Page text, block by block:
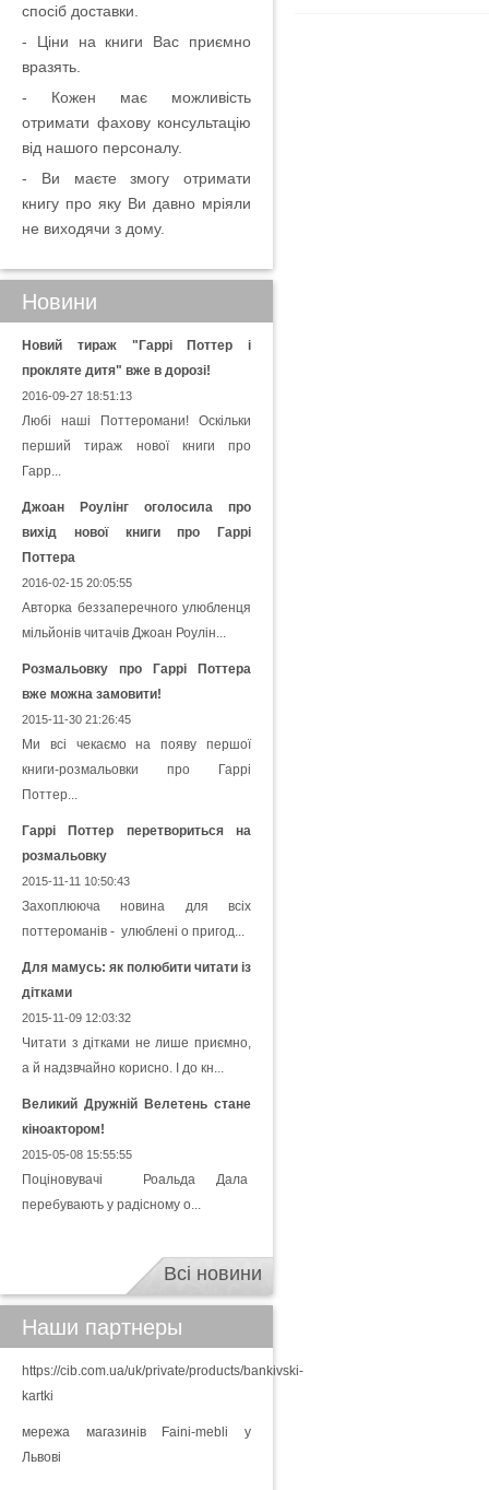
спосіб доставки.
- Ціни на книги Вас приємно
вразять.
- Кожен має можливість
отримати фахову консультацію
від нашого персоналу.
- Ви маєте змогу отримати
книгу про яку Ви давно мріяли
не виходячи з дому.
Новини
Новий тираж "Гаррі Поттер і
прокляте дитя" вже в дорозі!
2016-09-27 18:51:13
Любі наші Поттеромани! Оскільки
перший тираж нової книги про
Гарр...
Джоан Роулінг оголосила про
вихід нової книги про Гаррі
Поттера
2016-02-15 20:05:55
Авторка беззаперечного улюбленця
мільйонів читачів Джоан Роулін...
Розмальовку про Гаррі Поттера
вже можна замовити!
2015-11-30 21:26:45
Ми всі чекаємо на появу першої
книги-розмальовки про Гаррі
Поттер...
Гаррі Поттер перетвориться на
розмальовку
2015-11-11 10:50:43
Захоплююча новина для всіх
поттероманів - улюблені о пригод...
Для мамусь: як полюбити читати із
дітками
2015-11-09 12:03:32
Читати з дітками не лише приємно,
а й надзвчайно корисно. І до кн...
Великий Дружній Велетень стане
кіноактором!
2015-05-08 15:55:55
Поціновувачі Роальда Дала
перебувають у радісному о...
Всі новини
Наши партнеры
https://cib.com.ua/uk/private/products/bankivski-
kartki
мережа магазинів Faini-mebli у
Львові